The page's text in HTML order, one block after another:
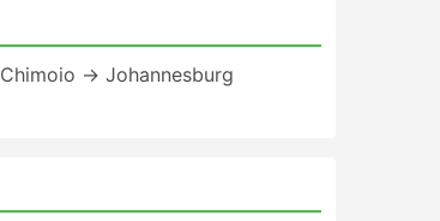
Chimoio → Johannesburg